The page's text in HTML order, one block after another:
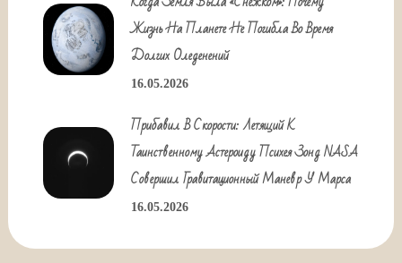
Жизнь На Планете Не Погибла Во Время
Долгих Оледенений
16.05.2026
Прибавил В Скорости: Летящий К
Таинственному Астероиду Психея Зонд NASA
Совершил Гравитационный Маневр У Марса
16.05.2026